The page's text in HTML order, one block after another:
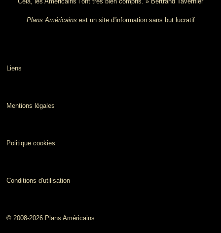
Plans Américains est un site d'information sans but lucratif
Liens
Mentions légales
Politique cookies
Conditions d'utilisation
© 2008-2026 Plans Américains